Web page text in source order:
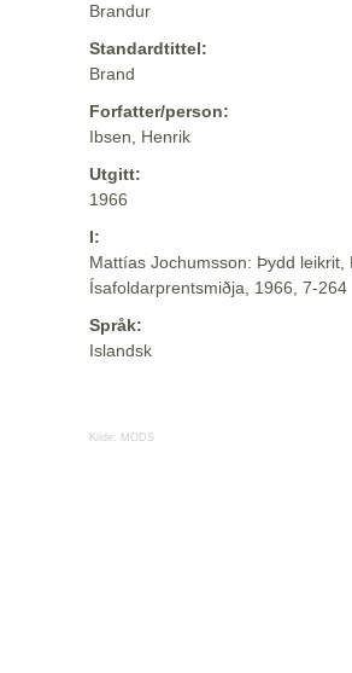
Brandur
Standardtittel:
Brand
Forfatter/person:
Ibsen, Henrik
Utgitt:
1966
I:
Mattías Jochumsson: Þydd leikrit,
Ísafoldarprentsmiðja, 1966, 7-264
Språk:
Islandsk
Kilde: MODS